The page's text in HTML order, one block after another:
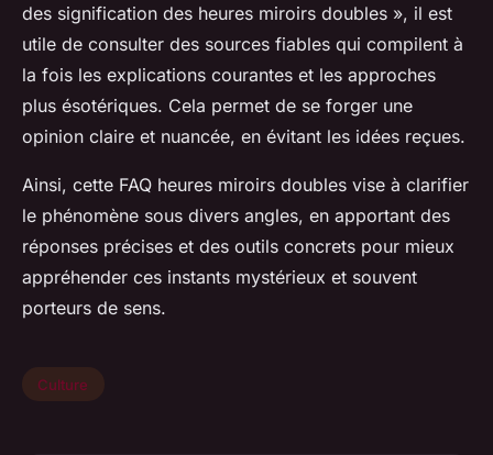
des signification des heures miroirs doubles », il est
utile de consulter des sources fiables qui compilent à
la fois les explications courantes et les approches
plus ésotériques. Cela permet de se forger une
opinion claire et nuancée, en évitant les idées reçues.
Ainsi, cette FAQ heures miroirs doubles vise à clarifier
le phénomène sous divers angles, en apportant des
réponses précises et des outils concrets pour mieux
appréhender ces instants mystérieux et souvent
porteurs de sens.
Culture